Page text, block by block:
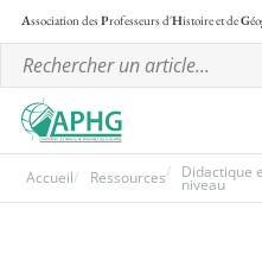
Association desProfesseurs d'Histoire et deG
Accueil Ressources Didactique
niveau